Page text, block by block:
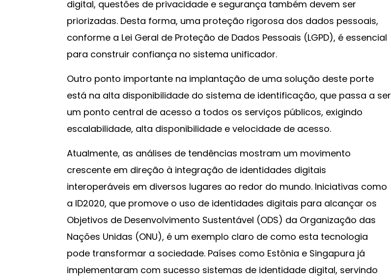
digital, questões de privacidade e segurança também devem ser
priorizadas. Desta forma, uma proteção rigorosa dos dados pessoais,
conforme a Lei Geral de Proteção de Dados Pessoais (LGPD), é essencial
para construir confiança no sistema unificador.
Outro ponto importante na implantação de uma solução deste porte
está na alta disponibilidade do sistema de identificação, que passa a ser
um ponto central de acesso a todos os serviços públicos, exigindo
escalabilidade, alta disponibilidade e velocidade de acesso.
Atualmente, as análises de tendências mostram um movimento
crescente em direção à integração de identidades digitais
interoperáveis em diversos lugares ao redor do mundo. Iniciativas como
a ID2020, que promove o uso de identidades digitais para alcançar os
Objetivos de Desenvolvimento Sustentável (ODS) da Organização das
Nações Unidas (ONU), é um exemplo claro de como esta tecnologia
pode transformar a sociedade. Países como Estônia e Singapura já
implementaram com sucesso sistemas de identidade digital, servindo